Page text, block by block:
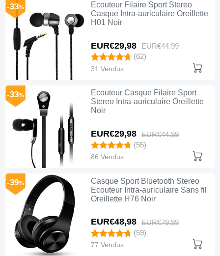
Ecouteur Filaire Sport Stereo
Casque Intra-auriculaire Oreillette
H01 Noir
EUR€29,98 EUR€44,99
-33%
(62)
31 Vendus
Ecouteur Casque Filaire Sport
Stereo Intra-auriculaire Oreillette
Noir
EUR€29,98 EUR€44,99
-33%
(55)
86 Vendus
Casque Sport Bluetooth Stereo
Ecouteur Intra-auriculaire Sans fil
Oreillette H76 Noir
EUR€48,98 EUR€79,99
-39%
(59)
77 Vendus